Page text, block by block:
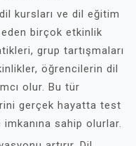
kursları ve dil eğitim
eden birçok etkinlik
grup tartışmaları
öğrencilerin dil
olur. Bu tür
gerçek hayatta test
sahip olurlar.